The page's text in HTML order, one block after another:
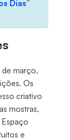
Dias”
de março,
Os
criativo
mostras,
e